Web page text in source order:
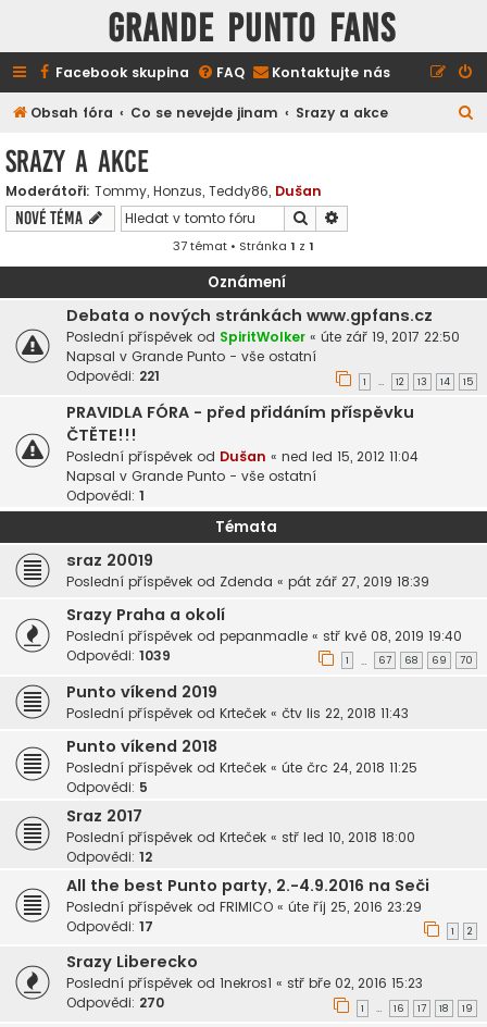
GRANDE PUNTO FANS
Facebook skupina FAQ Kontaktujte nás
Obsah fóra Co se nevejde jinam Srazy a akce
Srazy a akce
Moderátoři: Tommy, Honzus, Teddy86, Dušan
Nové téma Hledat
37 témat • Stránka 1 z 1
Oznámení
Debata o nových stránkách www.gpfans.cz
Poslední příspěvek od SpiritWolker « úte zář 19, 2017 22:50
Napsal v Grande Punto - vše ostatní
Odpovědi: 221 1 … 12 13 14 15
PRAVIDLA FÓRA - před přidáním příspěvku
ČTĚTE!!!
Poslední příspěvek od Dušan « ned led 15, 2012 11:04
Napsal v Grande Punto - vše ostatní
Odpovědi: 1
Témata
sraz 20019
Poslední příspěvek od Zdenda « pát zář 27, 2019 18:39
Srazy Praha a okolí
Poslední příspěvek od pepanmadle « stř kvě 08, 2019 19:40
Odpovědi: 1039 1 … 67 68 69 70
Punto víkend 2019
Poslední příspěvek od Krteček « čtv lis 22, 2018 11:43
Punto víkend 2018
Poslední příspěvek od Krteček « úte črc 24, 2018 11:25
Odpovědi: 5
Sraz 2017
Poslední příspěvek od Krteček « stř led 10, 2018 18:00
Odpovědi: 12
All the best Punto party, 2.-4.9.2016 na Seči
Poslední příspěvek od FRIMICO « úte říj 25, 2016 23:29
Odpovědi: 17 1 2
Srazy Liberecko
Poslední příspěvek od 1nekros1 « stř bře 02, 2016 15:23
Odpovědi: 270 1 … 16 17 18 19